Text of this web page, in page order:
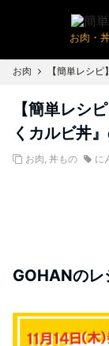
お肉・
お肉
【簡単レシ
くカルビ丼
お肉, 丼もの に
GOHANのレ